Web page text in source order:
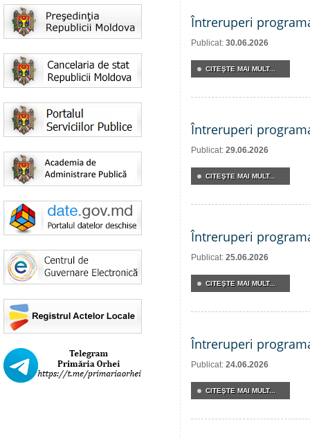
Întreruperi
Publicat: 30.06.2026
CITEŞTE MAI MULT...
Întreruperi
Publicat: 29.06.2026
CITEŞTE MAI MULT...
Întreruperi
Publicat: 25.06.2026
CITEŞTE MAI MULT...
Întreruperi
Publicat: 24.06.2026
CITEŞTE MAI MULT...